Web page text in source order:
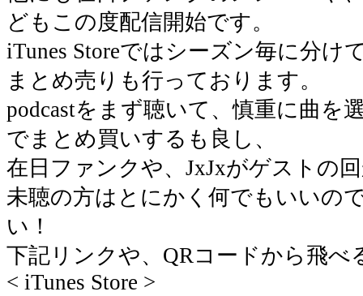
どもこの度配信開始です。
iTunes Storeではシーズン毎に分け
まとめ売りも行っております。
podcastをまず聴いて、慎重に曲を
でまとめ買いするも良し、
在日ファンクや、JxJxがゲストの
未聴の方はとにかく何でもいいの
い！
下記リンクや、QRコードから飛べ
< iTunes Store >